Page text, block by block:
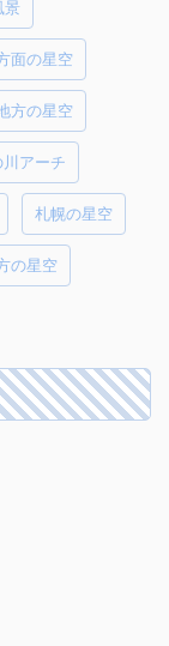
景
面の星空
方の星空
川アーチ
札幌の星空
の星空